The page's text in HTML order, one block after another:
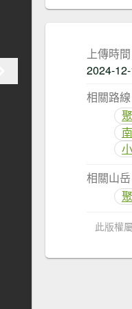
上傳時間
2024-
相關路線
相關山岳
此版權